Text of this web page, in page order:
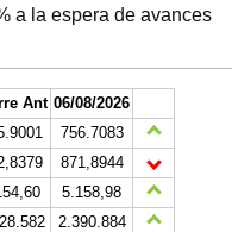
a la espera de avances
Ant 06/08/2026
756.7083
871,8944
5.158,98
2.390.884